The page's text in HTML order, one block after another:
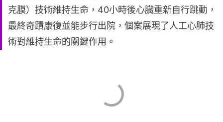
克膜）技術維持生命，40小時後心臟重新自行跳動，
最終奇蹟康復並能步行出院，個案展現了人工心肺技
術對維持生命的關鍵作用。